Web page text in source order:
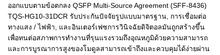
ออกแบบตามข้อตกลง QSFP Multi-Source Agreement (SFF-8436)
TQS-HG10-31DCR รับประกันปัจจัยรูปแบบมาตรฐาน, การเชื่อมต่อ
ทางแสง / ไฟฟ้า, และอินเตอร์เฟซการวินิจฉัยดิจิตอลมันถูกสร้างขึ้น
เพื่อทนต่อสภาพการทํางานที่รุนแรงรวมถึงอุณหภูมิด้วยความสามารถ
และการบูรณาการสูงของโมดูลสามารถเข้าถึงและควบคุมได้ง่ายผ่าน